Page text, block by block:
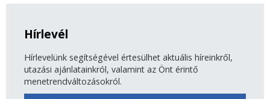
Hírlevél
Hírlevelünk segítségével értesülhet aktuális híreinkről,
utazási ajánlatainkról, valamint az Önt érintő
menetrendváltozásokról.